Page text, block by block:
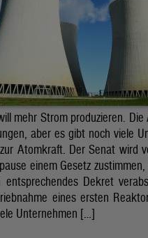
mehr Strom produzieren. Die
aber es gibt noch viele
Atomkraft. Der Senat wird
einem Gesetz
Dekret
eines ersten
Unternehmen […]